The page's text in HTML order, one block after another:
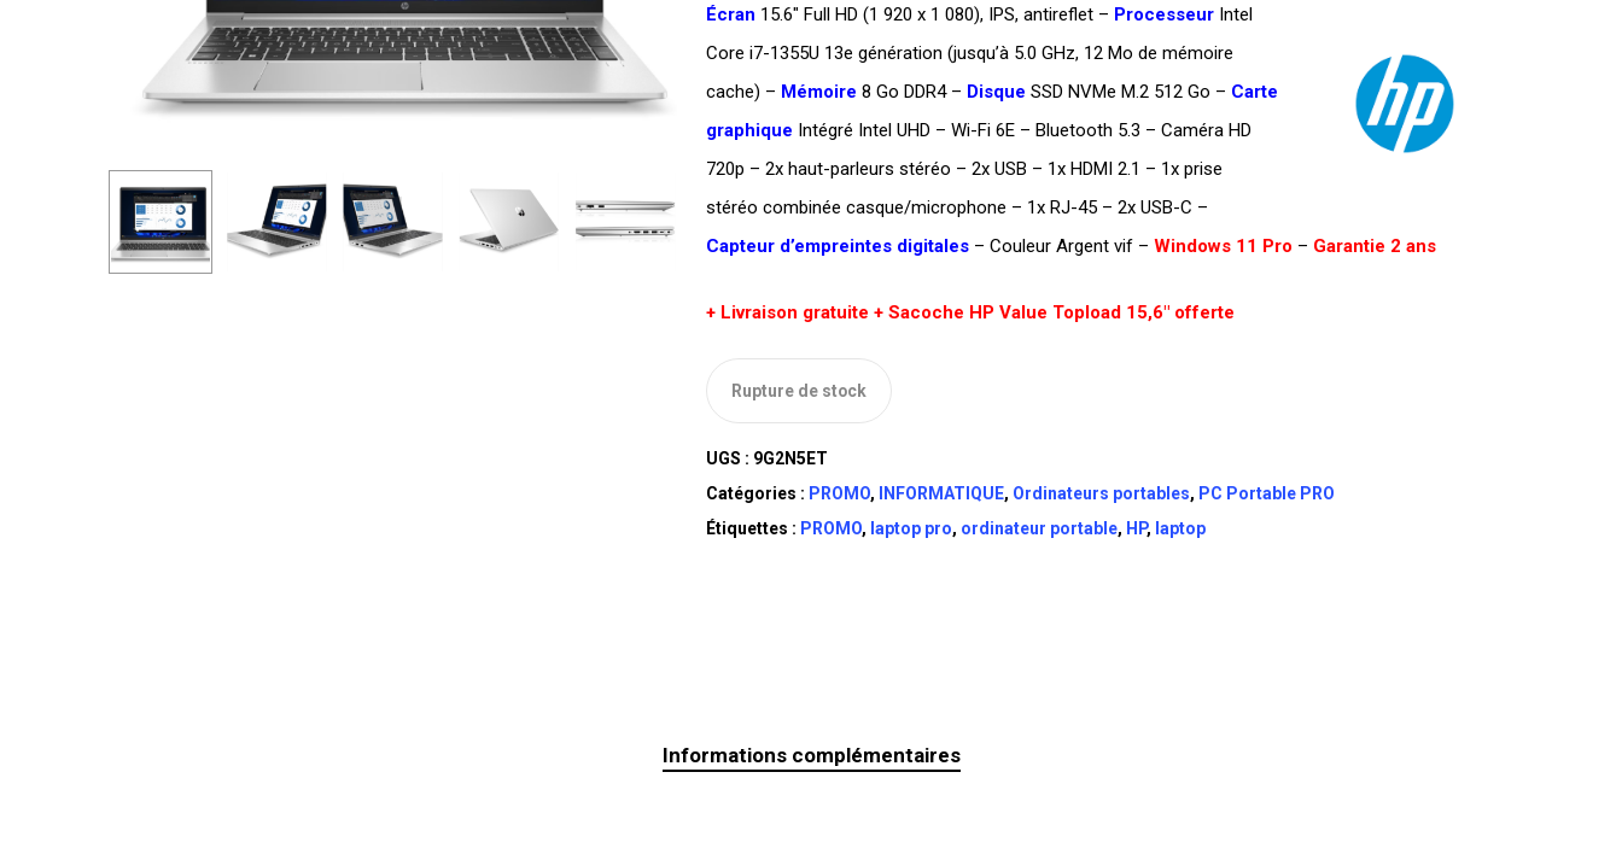
était :
DT
TTC 3.199,000.
est :
DT
TTC 2.979,000.
Écran 15.6″ Full HD (1 920 x 1 080), IPS, antireflet– ProcesseurIntel
Core i7-1355U 13e génération (jusqu’à 5.0 GHz, 12 Mo de mémoire
cache) – Mémoire 8 Go DDR4 – Disque SSD NVMe M.2 512 Go – Carte
graphique Intégré Intel UHD – Wi-Fi 6E – Bluetooth 5.3 – Caméra HD
720p – 2x haut-parleurs stéréo – 2x USB – 1x HDMI 2.1 – 1x prise
stéréo combinée casque/microphone – 1x RJ-45 – 2x USB-C –
Capteur d’empreintes digitales– Couleur Argent vif – Windows 11 Pro – Garantie 2 ans
+ Livraison gratuite + Sacoche HP Value Topload 15,6″ offerte
Rupture de stock
UGS : 9G2N5ET
Catégories : PROMO, INFORMATIQUE, Ordinateurs portables, PC Portable PRO
Étiquettes : PROMO, laptop pro, ordinateur portable, HP, laptop
Informations complémentaires